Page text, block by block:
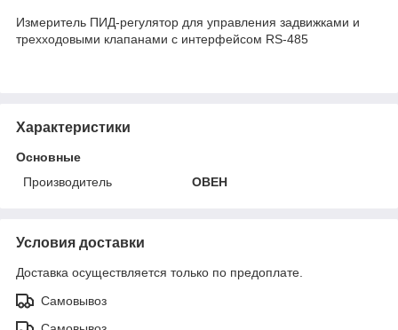
Измеритель ПИД-регулятор для управления задвижками и
трехходовыми клапанами с интерфейсом RS-485
Характеристики
Основные
Производитель
ОВЕН
Условия доставки
Доставка осуществляется только по предоплате.
Самовывоз